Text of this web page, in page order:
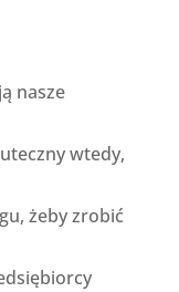
nasze
wtedy,
żeby zrobić